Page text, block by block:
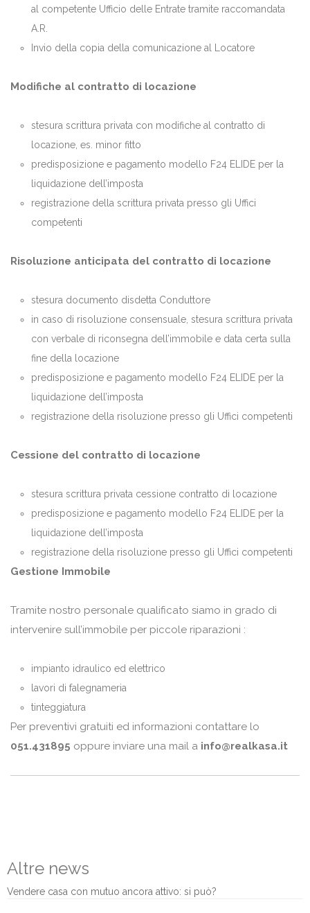
al competente Ufficio delle Entrate tramite raccomandata
A.R.
Invio della copia della comunicazione al Locatore
Modifiche al contratto di locazione
stesura scrittura privata con modifiche al contratto di
locazione, es. minor fitto
predisposizione e pagamento modello F24 ELIDE per la
liquidazione dell’imposta
registrazione della scrittura privata presso gli Uffici
competenti
Risoluzione anticipata del contratto di locazione
stesura documento disdetta Conduttore
in caso di risoluzione consensuale, stesura scrittura privata
con verbale di riconsegna dell’immobile e data certa sulla
fine della locazione
predisposizione e pagamento modello F24 ELIDE per la
liquidazione dell’imposta
registrazione della risoluzione presso gli Uffici competenti
Cessione del contratto di locazione
stesura scrittura privata cessione contratto di locazione
predisposizione e pagamento modello F24 ELIDE per la
liquidazione dell’imposta
registrazione della risoluzione presso gli Uffici competenti
Gestione Immobile
Tramite nostro personale qualificato siamo in grado di
intervenire sull’immobile per piccole riparazioni :
impianto idraulico ed elettrico
lavori di falegnameria
tinteggiatura
Per preventivi gratuiti ed informazioni contattare lo
051.431895 oppure inviare una mail a info@realkasa.it
Altre news
Vendere casa con mutuo ancora attivo: si può?